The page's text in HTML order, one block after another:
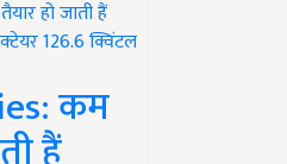
कम